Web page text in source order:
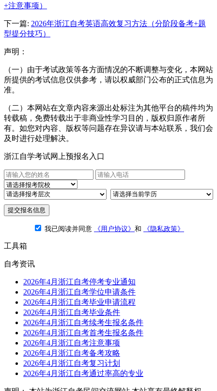
+注意事项）
下一篇: 2026年浙江自考英语高效复习方法（分阶段备考+题
型提分技巧）
声明：
（一）由于考试政策等各方面情况的不断调整与变化，本网站
所提供的考试信息仅供参考，请以权威部门公布的正式信息为
准。
（二）本网站在文章内容来源出处标注为其他平台的稿件均为
转载稿，免费转载出于非商业性学习目的，版权归原作者所
有。如您对内容、版权等问题存在异议请与本站联系，我们会
及时进行处理解决。
浙江自学考试网上预报名入口
提交报名信息
我已阅读并同意 《用户协议》 和 《隐私政策》
工具箱
自考资讯
2026年4月浙江自考停考专业通知
2026年4月浙江自考学位申请条件
2026年4月浙江自考毕业申请流程
2026年4月浙江自考毕业条件
2026年4月浙江自考续考生报名条件
2026年4月浙江自考首考生报名条件
2026年4月浙江自考注意事项
2026年4月浙江自考备考攻略
2026年4月浙江自考复习计划
2026年4月浙江自考通过率高的专业